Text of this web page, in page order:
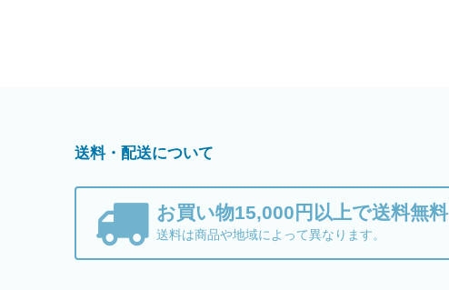
送料・配送について
お買い物15,000円以上で送料無料
送料は商品や地域によって異なります。